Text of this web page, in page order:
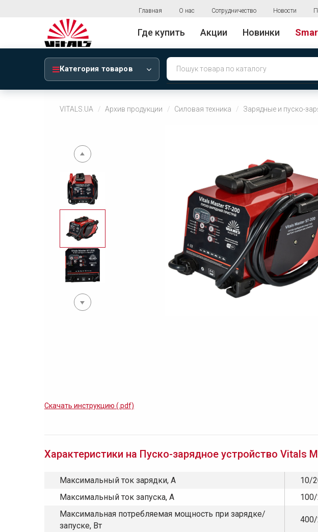
Главная О нас Сотрудничество Новости
Где купить Акции Новинки
Категория товаров
VITALS.UA Архив продукции Силовая техника Зарядные и пуско-
Скачать инструкцию (.pdf)
Характеристики на Пуско-зарядное устройство Vitals
Максимальный ток зарядки, А
10/
Максимальный ток запуска, А
Максимальная потребляемая мощность при зарядке/
запуске, Вт